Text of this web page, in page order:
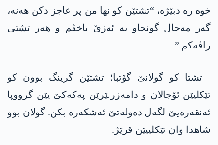
خوە رە دبێژە، “تشتێن کو نھا من پر عاجز دکن ھەنە،
گەر مەجال گونجاو بە ئەزێ باخڤم و ھەر تشتی
راڤەکم.”
تشتا کو گولانێ گۆتبا؛ تشتێن گرینگ بوون کو
تێکلیێن ئۆجالان و دامەزرنێرێن پەکەکێ یێن گرووپا
ئەنقەرەیێ لگەل دەولەتێ ئەشکەرە بکن. گولان بوو
شاھدا وان تێکلییێن قرێژ.